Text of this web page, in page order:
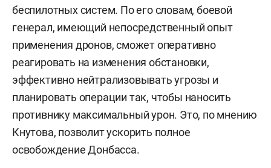
беспилотных систем. По его словам, боевой
генерал, имеющий непосредственный опыт
применения дронов, сможет оперативно
реагировать на изменения обстановки,
эффективно нейтрализовывать угрозы и
планировать операции так, чтобы наносить
противнику максимальный урон. Это, по мнению
Кнутова, позволит ускорить полное
освобождение Донбасса.